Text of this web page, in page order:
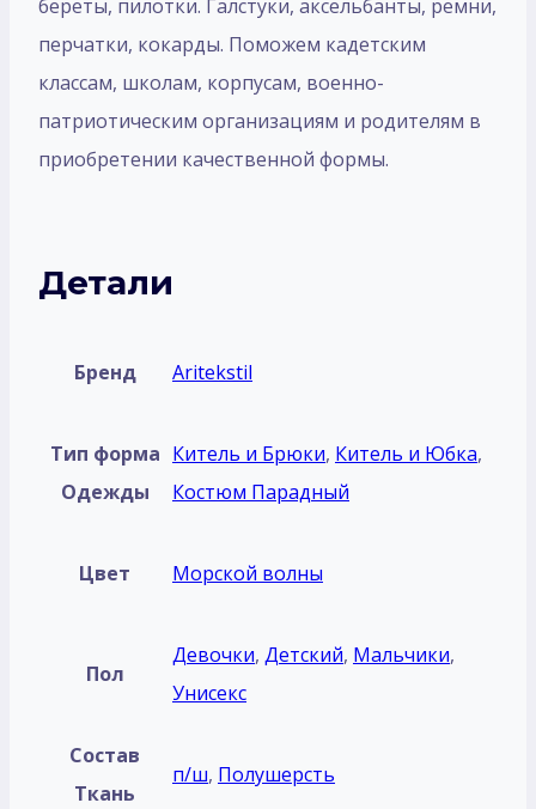
береты, пилотки. Галстуки, аксельбанты, ремни,
перчатки, кокарды. Поможем кадетским
классам, школам, корпусам, военно-
патриотическим организациям и родителям в
приобретении качественной формы.
Детали
Бренд Aritekstil
Тип форма
Одежды
Китель и Брюки, Китель и Юбка,
Костюм Парадный
Цвет Морской волны
Пол
Девочки, Детский, Мальчики,
Унисекс
Состав
Ткань
п/ш, Полушерсть